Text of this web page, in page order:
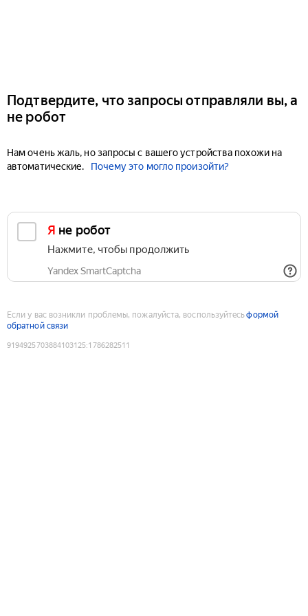
Подтвердите, что запросы отправляли вы, а
не робот
Нам очень жаль, но запросы с вашего устройства похожи на
автоматические.
Почему это могло произойти?
Я не робот
Нажмите, чтобы продолжить
Yandex SmartCaptcha
Если у вас возникли проблемы, пожалуйста, воспользуйтесьформой
обратной связи
9194925703884103125:1786282511